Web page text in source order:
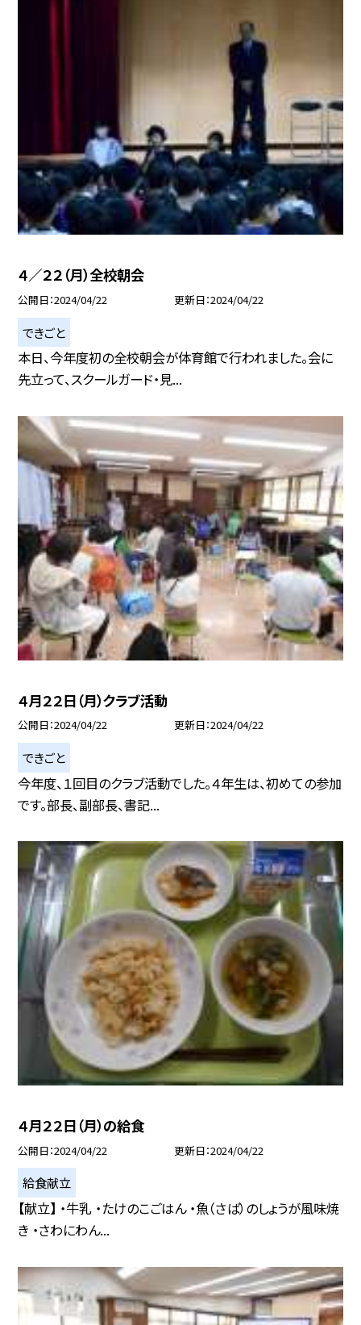
４／２２（月）全校朝会
公開日 2024/04/22 更新日 2024/04/22
できごと
本日、今年度初の全校朝会が体育館で行われました。会に
先立って、スクールガード・見...
４月２２日（月）クラブ活動
公開日 2024/04/22 更新日 2024/04/22
できごと
今年度、１回目のクラブ活動でした。４年生は、初めての参加
です。部長、副部長、書記...
４月２２日（月）の給食
公開日 2024/04/22 更新日 2024/04/22
給食献立
【献立】 ・牛乳 ・たけのこごはん ・魚（さば）のしょうが風味焼
き ・さわにわん...